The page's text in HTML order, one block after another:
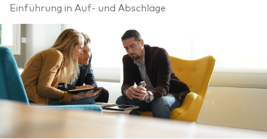
Back to main menu
Produkt finden
Direkt zur Fondsliste
Erfahren Sie mehr über unsere
Anlageprodukte
Insights und Events
Back to main menu
Insights
Beraterunterstützung
Back to main menu
Über uns
Einführung in Auf- und Abschläge